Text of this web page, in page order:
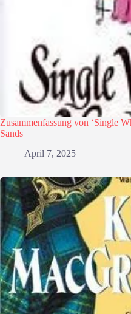
Zusammenfassung von ‘Single
Sands
April 7, 2025